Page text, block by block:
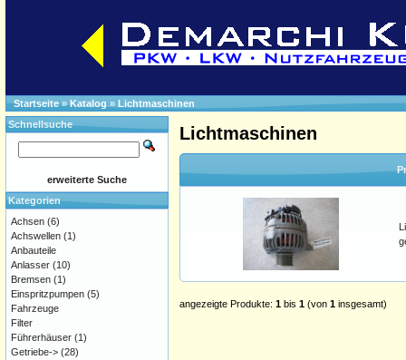
Startseite»Katalog » Lichtmaschinen
Lichtmaschinen
angezeigte Produkte: 1 bis 1 (von 1 insgesamt)
Schnellsuche
erweiterte Suche
Kategorien
Achsen (6)
Achswellen (1)
Anbauteile
Anlasser (10)
Bremsen (1)
Einspritzpumpen (5)
Fahrzeuge
Filter
Führerhäuser (1)
Getriebe-> (28)